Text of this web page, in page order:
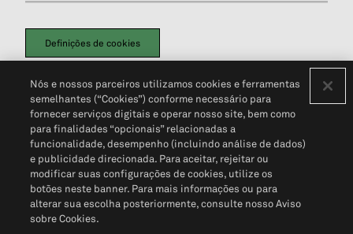
Definições de cookies
Política de PrivacidadePortal de privacidade do cliente (em inglês)
Não Venda Minhas Informações Pessoais© 2026 S&P Global
Nós e nossos parceiros utilizamos cookies e ferramentas
semelhantes (“Cookies”) conforme necessário para
fornecer serviços digitais e operar nosso site, bem como
para finalidades “opcionais” relacionadas a
funcionalidade, desempenho (incluindo análise de dados)
e publicidade direcionada. Para aceitar, rejeitar ou
modificar suas configurações de cookies, utilize os
botões neste banner. Para mais informações ou para
alterar sua escolha posteriormente, consulte nosso Aviso
sobre Cookies.